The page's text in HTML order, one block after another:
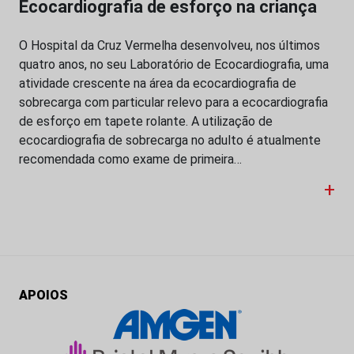
Ecocardiografia de esforço na criança
O Hospital da Cruz Vermelha desenvolveu, nos últimos
quatro anos, no seu Laboratório de Ecocardiografia, uma
atividade crescente na área da ecocardiografia de
sobrecarga com particular relevo para a ecocardiografia
de esforço em tapete rolante. A utilização de
ecocardiografia de sobrecarga no adulto é atualmente
recomendada como exame de primeira…
+
APOIOS